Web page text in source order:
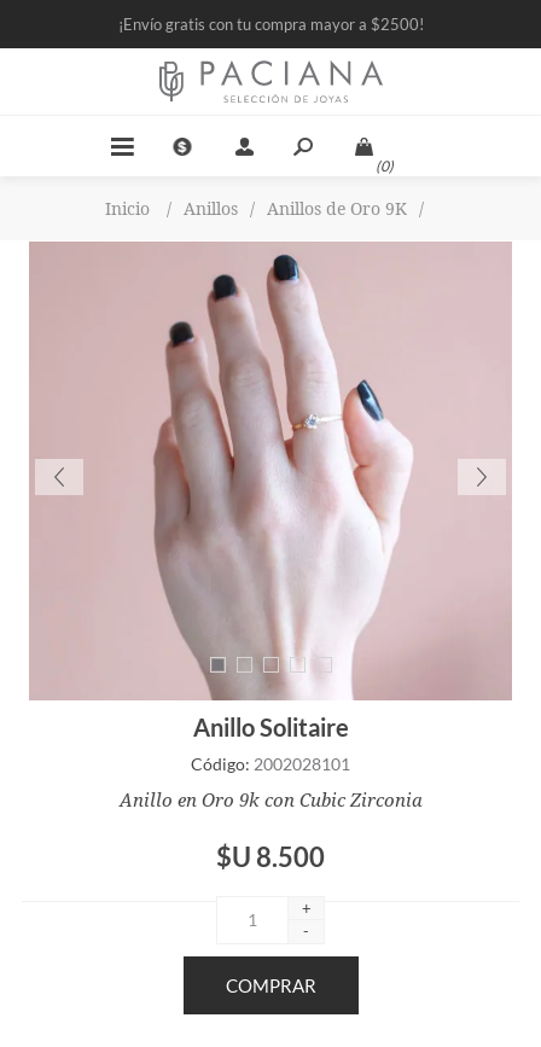
¡Envío gratis con tu compra mayor a $2500!
(0)
Inicio / Anillos / Anillos de Oro 9K /
Anillo Solitaire
Código: 2002028101
Anillo en Oro 9k con Cubic Zirconia
$U 8.500
+
-